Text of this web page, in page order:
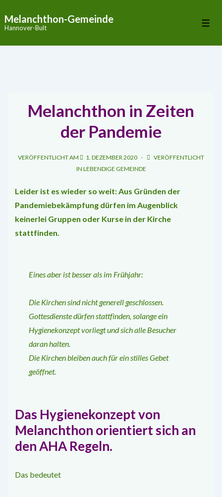
Zum
Melanchthon-Gemeinde
Hannover-Bult
Melanchthon in Zeiten
der Pandemie
VERÖFFENTLICHT AM 1. DEZEMBER 2020
VERÖFFENTLICHT
IN LEBENDIGE GEMEINDE
Leider ist es wieder so weit: Aus Gründen der
Pandemiebekämpfung dürfen im Augenblick
keinerlei Gruppen oder Kurse in der Kirche
stattfinden.
Eines aber ist besser als im Frühjahr:
Die Kirchen sind nicht generell geschlossen.
Gottesdienste dürfen stattfinden, solange ein
Hygienekonzept vorliegt und sich alle Besucher
daran halten.
Die Kirchen bleiben auch für ein stilles Gebet
geöffnet.
Das Hygienekonzept von
Melanchthon ori­entiert sich an
denAHA­ Regeln.
Das bedeutet